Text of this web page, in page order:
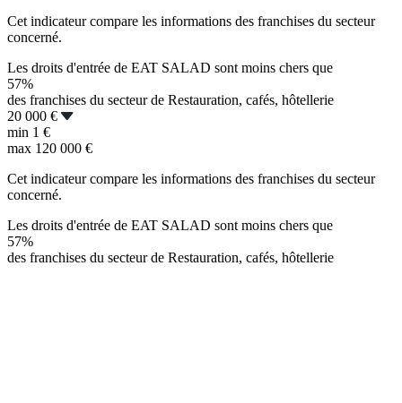
Cet indicateur compare les informations des franchises du secteur
concerné.
Les droits d'entrée de EAT SALAD sont moins chers que
57%
des franchises du secteur de Restauration, cafés, hôtellerie
20 000 €
min 1 €
max 120 000 €
Cet indicateur compare les informations des franchises du secteur
concerné.
Les droits d'entrée de EAT SALAD sont moins chers que
57%
des franchises du secteur de Restauration, cafés, hôtellerie